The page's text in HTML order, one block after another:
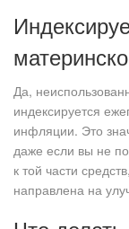
Да,
индексируется
инфляции. Это
даже если вы не
к той части
направлена на